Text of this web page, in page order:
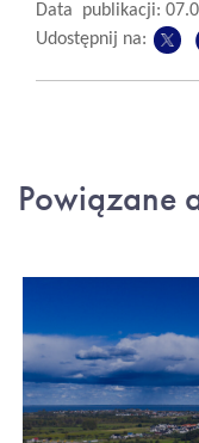
Data publikacji:
Udostępnij na:
Powiązane